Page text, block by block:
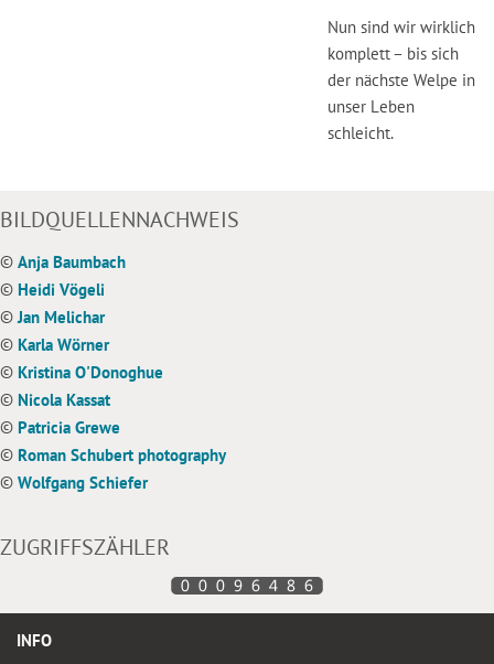
Nun sind wir wirklich
komplett – bis sich
der nächste Welpe in
unser Leben
schleicht.
BILDQUELLENNACHWEIS
© Anja Baumbach
© Heidi Vögeli
©Jan Melichar
© Karla Wörner
© Kristina O'Donoghue
© Nicola Kassat
© Patricia Grewe
© Roman Schubert photography
© Wolfgang Schiefer
ZUGRIFFSZÄHLER
INFO